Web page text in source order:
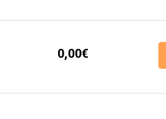
0,00€